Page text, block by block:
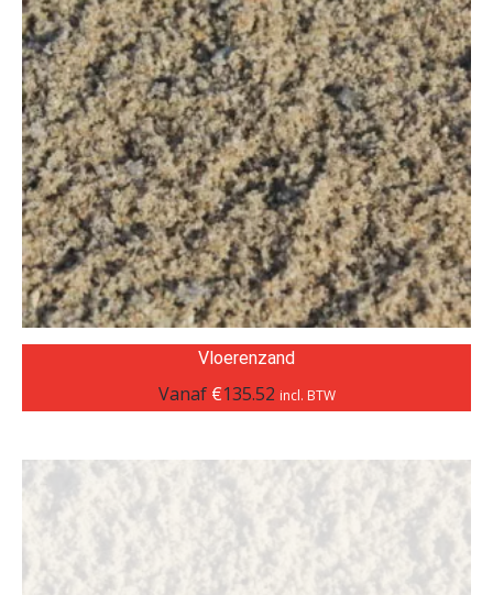
Vloerenzand
Vanaf €135.52 incl. BTW